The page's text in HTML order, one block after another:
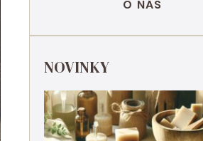
O NÁS
NOVINKY